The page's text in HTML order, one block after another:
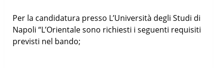
Per la candidatura presso L’Università degli Studi di
Napoli “L’Orientale sono richiesti i seguenti requisiti
previsti nel bando;